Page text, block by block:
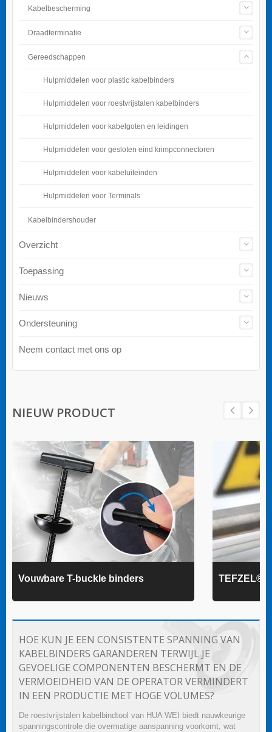
Kabelbescherming
Draadterminatie
Gereedschappen
Hulpmiddelen voor plastic kabelbinders
Hulpmiddelen voor roestvrijstalen kabelbinders
Hulpmiddelen voor kabelgoten en leidingen
Hulpmiddelen voor gesloten eind krimpconnectoren
Hulpmiddelen voor kabeluiteinden
Hulpmiddelen voor Terminals
Kabelbindershouder
Overzicht
Toepassing
Nieuws
Ondersteuning
Neem contact met ons op
NIEUW PRODUCT
Vouwbare T-buckle binders TEFZEL®
HOE KUN JE EEN CONSISTENTE SPANNING VAN
KABELBINDERS GARANDEREN TERWIJL JE
GEVOELIGE COMPONENTEN BESCHERMT EN DE
VERMOEIDHEID VAN DE OPERATOR VERMINDERT
IN EEN PRODUCTIE MET HOGE VOLUMES?
De roestvrijstalen kabelbindtool van HUA WEI biedt nauwkeurige
spanningscontrole die overmatige aanspanning voorkomt, wat